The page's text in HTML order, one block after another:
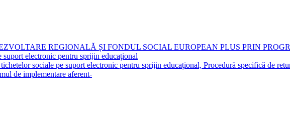
REGIONALĂ ȘI FONDUL SOCIAL EUROPEAN PLUS PRIN
electronic pentru sprijin educațional
sociale pe suport electronic pentru sprijin educațional, Procedură specifică de
de implementare aferent-